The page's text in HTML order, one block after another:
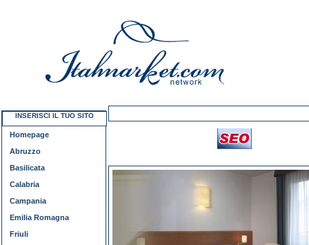
INSERISCI IL TUO SITO
Homepage
Abruzzo
Basilicata
Calabria
Campania
Emilia Romagna
Friuli